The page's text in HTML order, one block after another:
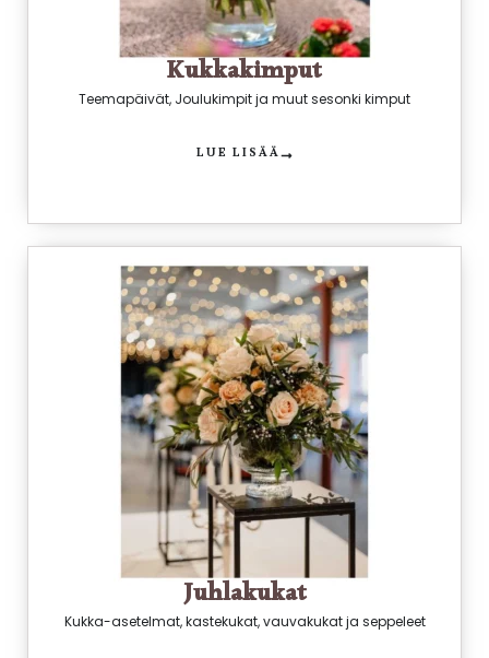
Kukkakimput
Teemapäivät, Joulukimpit ja muut sesonki kimput
LUE LISÄÄ
Juhlakukat
Kukka-asetelmat, kastekukat, vauvakukat ja seppeleet